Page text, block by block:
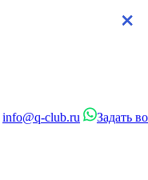
info@q-club.ru Задать
×
×
×
×